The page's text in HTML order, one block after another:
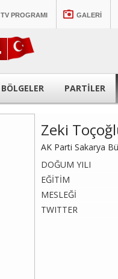
TV PROGRAMI GALERİ
BÖLGELER PARTİLER
Zeki
AK Parti Sakarya
DOĞUM YILI
EĞİTİM
MESLEĞİ
TWITTER